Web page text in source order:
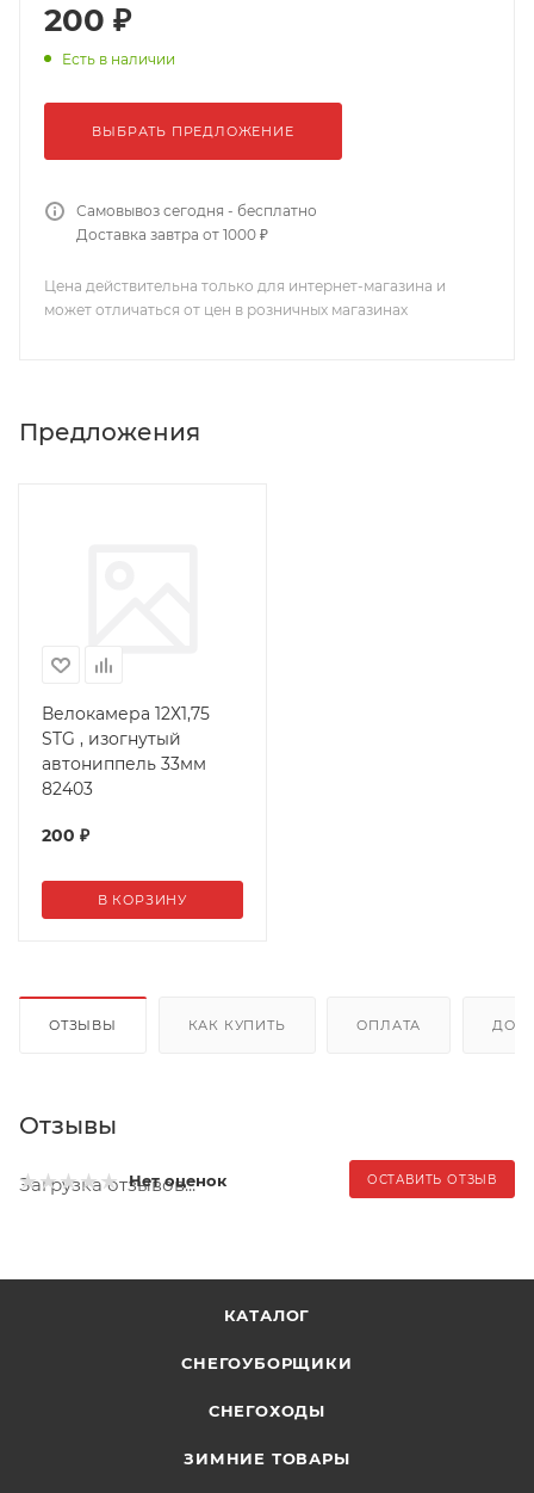
200 ₽
Есть в наличии
ВЫБРАТЬ ПРЕДЛОЖЕНИЕ
Самовывоз сегодня - бесплатно
Доставка завтра от 1000 ₽
Цена действительна только для интернет-магазина и
может отличаться от цен в розничных магазинах
Предложения
Велокамера 12Х1,75
STG , изогнутый
автониппель 33мм
82403
200 ₽
В КОРЗИНУ
ОТЗЫВЫ КАК КУПИТЬ ОПЛАТА
Отзывы
Нет оценок ОСТАВИТЬ ОТЗЫВ
Загрузка отзывов...
КАТАЛОГ
СНЕГОУБОРЩИКИ
СНЕГОХОДЫ
ЗИМНИЕ ТОВАРЫ